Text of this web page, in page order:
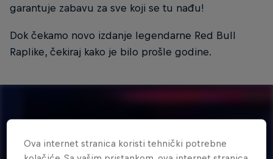
garantuje zabavu za sve koji se tu nađu!
Dok čekamo novo izdanje legendarne Red Bull
Raplike, čekiraj kako je bilo prošle godine.
Ova internet stranica koristi tehnički potrebne